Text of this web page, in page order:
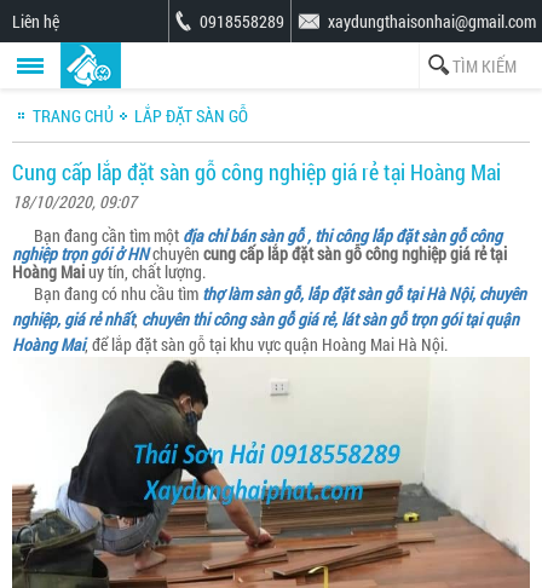
Liên hệ xaydungthaisonhai@gmail.com
0918558289
TRANG CHỦ LẮP ĐẶT SÀN GỖ
Cung cấp lắp đặt sàn gỗ công nghiệp giá rẻ tại Hoàng Mai
18/10/2020, 09:07
Bạn đang cần tìm một địa chỉ bán sàn gỗ , thi công lắp đặt sàn gỗ công
nghiệp trọn gói ở HNchuyên cung cấp lắp đặt sàn gỗ công nghiệp giá rẻ tại
Hoàng Maiuy tín, chất lượng.
Bạn đang có nhu cầu tìm thợ làm sàn gỗ, lắp đặt sàn gỗ tại Hà Nội, chuyên
nghiệp, giá rẻ nhất, chuyên thi công sàn gỗ giá rẻ, lát sàn gỗ trọn gói tại quận
Hoàng Mai, để lắp đặt sàn gỗ tại khu vực quận Hoàng Mai Hà Nội.